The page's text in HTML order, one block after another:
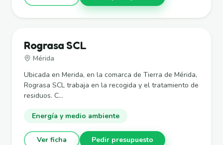
Rograsa SCL
Mérida
Ubicada en Merida, en la comarca de Tierra de Mérida,
Rograsa SCL trabaja en la recogida y el tratamiento de
residuos. C...
Energía y medio ambiente
Ver ficha Pedir presupuesto